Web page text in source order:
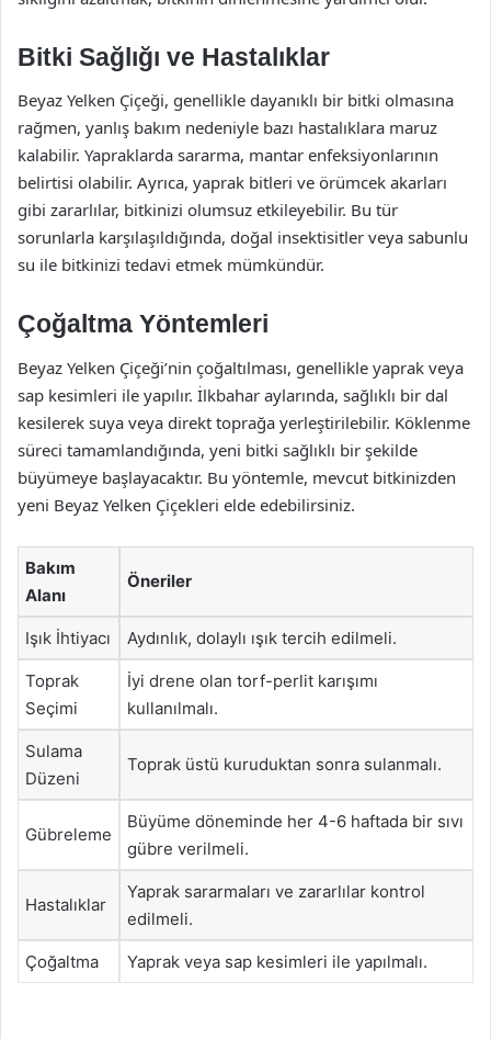
Bitki Sağlığı ve Hastalıklar
Beyaz Yelken Çiçeği, genellikle dayanıklı bir bitki olmasına
rağmen, yanlış bakım nedeniyle bazı hastalıklara maruz
kalabilir. Yapraklarda sararma, mantar enfeksiyonlarının
belirtisi olabilir. Ayrıca, yaprak bitleri ve örümcek akarları
gibi zararlılar, bitkinizi olumsuz etkileyebilir. Bu tür
sorunlarla karşılaşıldığında, doğal insektisitler veya sabunlu
su ile bitkinizi tedavi etmek mümkündür.
Çoğaltma Yöntemleri
Beyaz Yelken Çiçeği’nin çoğaltılması, genellikle yaprak veya
sap kesimleri ile yapılır. İlkbahar aylarında, sağlıklı bir dal
kesilerek suya veya direkt toprağa yerleştirilebilir. Köklenme
süreci tamamlandığında, yeni bitki sağlıklı bir şekilde
büyümeye başlayacaktır. Bu yöntemle, mevcut bitkinizden
yeni Beyaz Yelken Çiçekleri elde edebilirsiniz.
Bakım
Alanı
Öneriler
Işık İhtiyacı Aydınlık, dolaylı ışık tercih edilmeli.
Toprak
Seçimi
İyi drene olan torf-perlit karışımı
kullanılmalı.
Sulama
Düzeni
Toprak üstü kuruduktan sonra sulanmalı.
Gübreleme
Büyüme döneminde her 4-6 haftada bir sıvı
gübre verilmeli.
Hastalıklar
Yaprak sararmaları ve zararlılar kontrol
edilmeli.
Çoğaltma Yaprak veya sap kesimleri ile yapılmalı.